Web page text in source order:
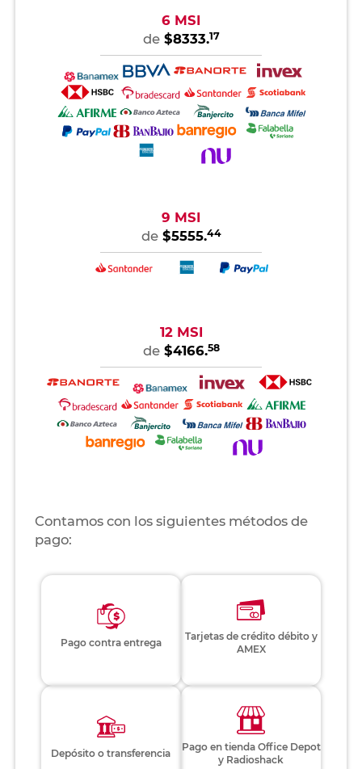
6 MSI
de $8333.17
9 MSI
de $5555.44
12 MSI
de $4166.58
Contamos con los siguientes métodos de
pago:
Pago contra entrega
Tarjetas de crédito débito y
AMEX
Depósito o transferencia
Pago en tienda Office Depot
y Radioshack